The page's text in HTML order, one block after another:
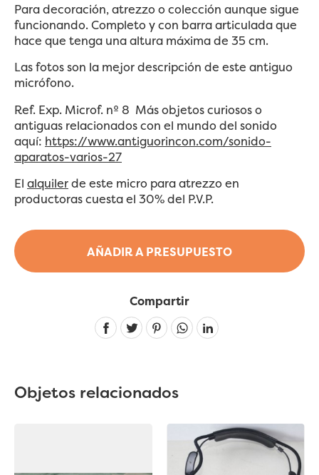
AÑADIR A PRESUPUESTO
Para decoración, atrezzo o colección aunque sigue
funcionando. Completo y con barra articulada que
hace que tenga una altura máxima de 35 cm.
Las fotos son la mejor descripción de este antiguo
micrófono.
Ref. Exp. Microf. nº 8 Más objetos curiosos o
antiguas relacionados con el mundo del sonido
aquí: https://www.antiguorincon.com/sonido-
aparatos-varios-27
El alquilerde este micro para atrezzo en
productoras cuesta el 30% del P.V.P.
Compartir
Linkedin
Objetos relacionados